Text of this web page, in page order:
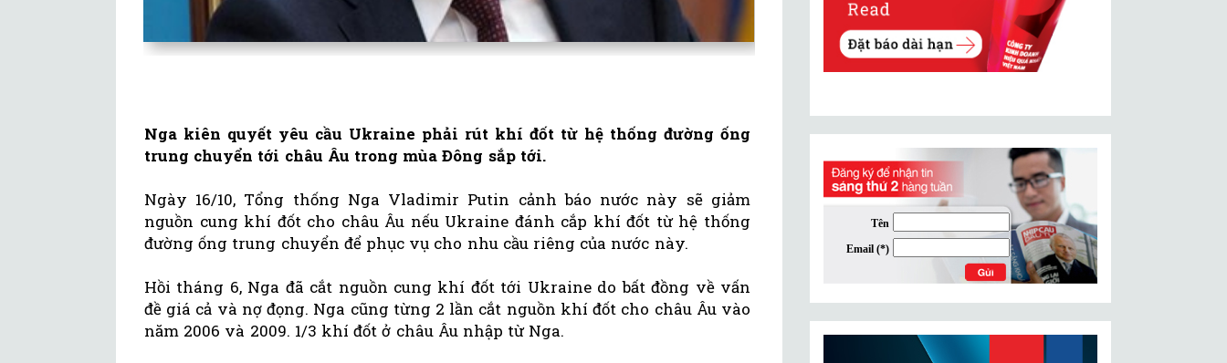
Nga kiên quyết yêu cầu Ukraine phải rút khí đốt từ hệ thống đường ống
trung chuyển tới châu Âu trong mùa Đông sắp tới.
Ngày 16/10, Tổng thống Nga Vladimir Putin cảnh báo nước này sẽ giảm
nguồn cung khí đốt cho châu Âu nếu Ukraine đánh cắp khí đốt từ hệ thống
đường ống trung chuyển để phục vụ cho nhu cầu riêng của nước này.
Hồi tháng 6, Nga đã cắt nguồn cung khí đốt tới Ukraine do bất đồng về vấn
đề giá cả và nợ đọng. Nga cũng từng 2 lần cắt nguồn khí đốt cho châu Âu vào
năm 2006 và 2009. 1/3 khí đốt ở châu Âu nhập từ Nga.